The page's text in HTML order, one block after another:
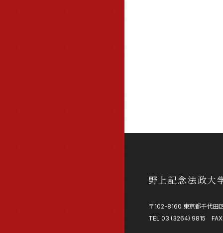
野上記念法政大
〒102-8160 東京都千代田
TEL 03 (3264) 9815